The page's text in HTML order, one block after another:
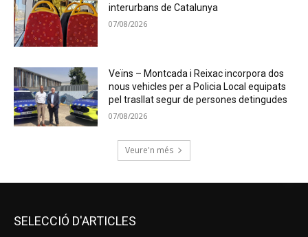
interurbans de Catalunya
07/08/2026
Veïns – Montcada i Reixac incorpora dos
nous vehicles per a Policia Local equipats
pel trasllat segur de persones detingudes
07/08/2026
Veure'n més
SELECCIÓ D'ARTICLES